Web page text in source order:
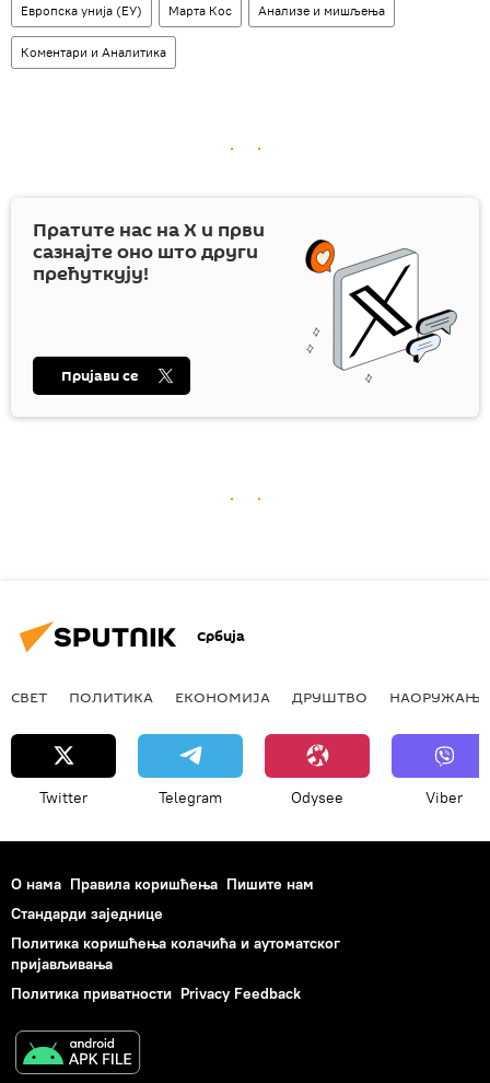
Европска унија (ЕУ) Марта Кос Анализе и мишљења
Коментари и Аналитика
Пратите нас наX и први
сазнајте оно што други
прећуткују!
Пријави се
Србија
СВЕТ ПОЛИТИКА ЕКОНОМИЈА ДРУШТВО НАОРУЖАЊЕ
Twitter Telegram Odysee Viber
О нама Правила коришћења Пишите нам
Стандарди заједнице
Политика коришћења колачића и аутоматског
пријављивања
Политика приватности Privacy Feedback